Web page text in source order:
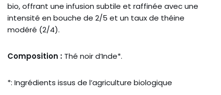
bio, offrant une infusion subtile et raffinée avec une
intensité en bouche de 2/5 et un taux de théine
modéré (2/4).
Composition : Thé noir d’Inde*.
*: Ingrédients issus de l’agriculture biologique